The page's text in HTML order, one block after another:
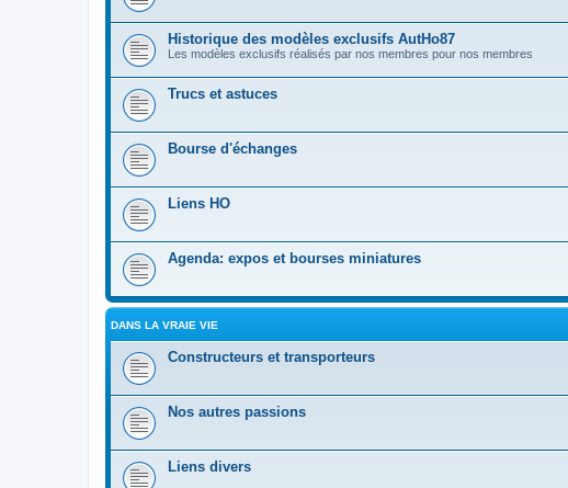
Historique des modèles exclusifs AutHo87
Les modèles exclusifs réalisés par nos membres pour nos membres
Trucs et astuces
Bourse d'échanges
Liens HO
Agenda: expos et bourses miniatures
DANS LA VRAIE VIE
Constructeurs et transporteurs
Nos autres passions
Liens divers